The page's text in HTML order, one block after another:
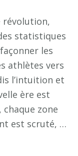
révolution,
statistiques
les
athlètes vers
l’intuition et
ère est
zone
est scruté, …